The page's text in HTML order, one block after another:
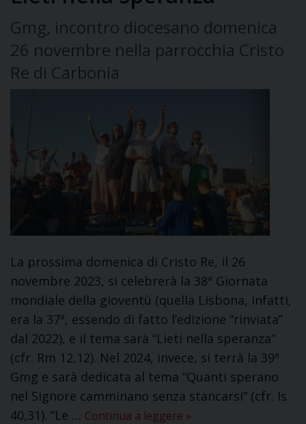
Gmg, incontro diocesano domenica
26 novembre nella parrocchia Cristo
Re di Carbonia
La prossima domenica di Cristo Re, il 26
novembre 2023, si celebrerà la 38ª Giornata
mondiale della gioventù (quella Lisbona, infatti,
era la 37ª, essendo di fatto l’edizione “rinviata”
dal 2022), e il tema sarà “Lieti nella speranza”
(cfr. Rm 12,12). Nel 2024, invece, si terrà la 39ª
Gmg e sarà dedicata al tema “Quanti sperano
nel Signore camminano senza stancarsi” (cfr. Is
40,31). “Le … Continua a leggere »